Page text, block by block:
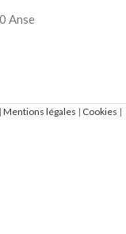
Anse
| Mentions légales | Cookies |